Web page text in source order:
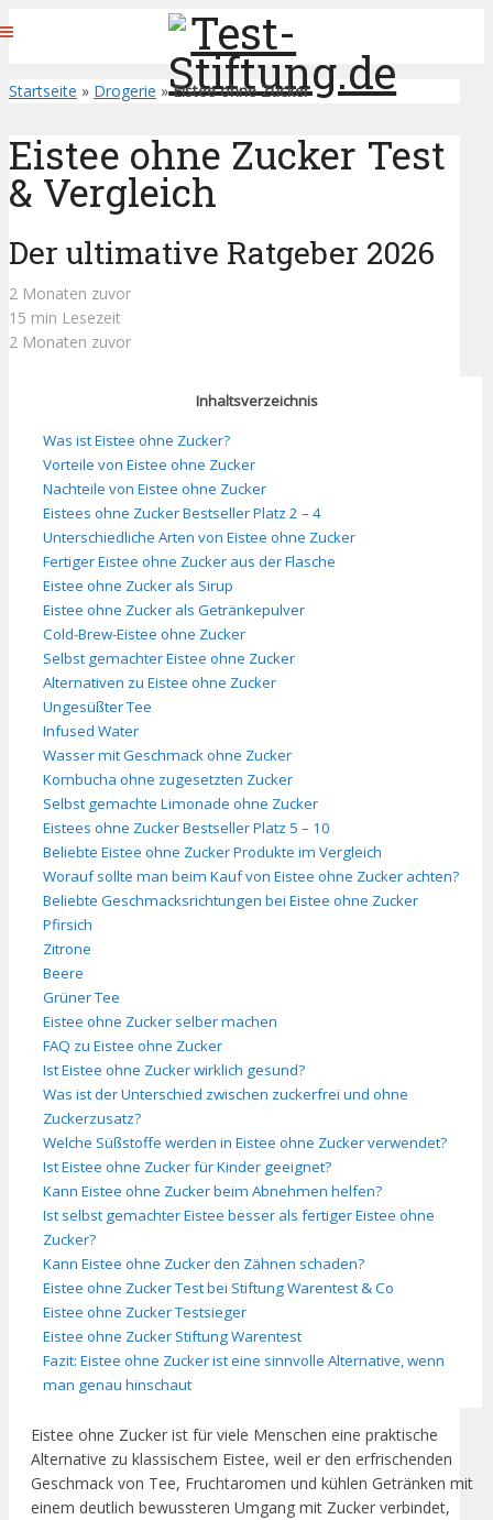
Startseite » Drogerie »Eistee ohne Zucker
Eistee ohne Zucker Test
& Vergleich
Der ultimative Ratgeber 2026
2 Monaten zuvor
15 min Lesezeit
2 Monaten zuvor
Inhaltsverzeichnis
Was ist Eistee ohne Zucker?
Vorteile von Eistee ohne Zucker
Nachteile von Eistee ohne Zucker
Eistees ohne Zucker Bestseller Platz 2 – 4
Unterschiedliche Arten von Eistee ohne Zucker
Fertiger Eistee ohne Zucker aus der Flasche
Eistee ohne Zucker als Sirup
Eistee ohne Zucker als Getränkepulver
Cold-Brew-Eistee ohne Zucker
Selbst gemachter Eistee ohne Zucker
Alternativen zu Eistee ohne Zucker
Ungesüßter Tee
Infused Water
Wasser mit Geschmack ohne Zucker
Kombucha ohne zugesetzten Zucker
Selbst gemachte Limonade ohne Zucker
Eistees ohne Zucker Bestseller Platz 5 – 10
Beliebte Eistee ohne Zucker Produkte im Vergleich
Worauf sollte man beim Kauf von Eistee ohne Zucker achten?
Beliebte Geschmacksrichtungen bei Eistee ohne Zucker
Pfirsich
Zitrone
Beere
Grüner Tee
Eistee ohne Zucker selber machen
FAQ zu Eistee ohne Zucker
Ist Eistee ohne Zucker wirklich gesund?
Was ist der Unterschied zwischen zuckerfrei und ohne
Zuckerzusatz?
Welche Süßstoffe werden in Eistee ohne Zucker verwendet?
Ist Eistee ohne Zucker für Kinder geeignet?
Kann Eistee ohne Zucker beim Abnehmen helfen?
Ist selbst gemachter Eistee besser als fertiger Eistee ohne
Zucker?
Kann Eistee ohne Zucker den Zähnen schaden?
Eistee ohne Zucker Test bei Stiftung Warentest & Co
Eistee ohne Zucker Testsieger
Eistee ohne Zucker Stiftung Warentest
Fazit: Eistee ohne Zucker ist eine sinnvolle Alternative, wenn
man genau hinschaut
Eistee ohne Zucker ist für viele Menschen eine praktische
Alternative zu klassischem Eistee, weil er den erfrischenden
Geschmack von Tee, Fruchtaromen und kühlen Getränken mit
einem deutlich bewussteren Umgang mit Zucker verbindet,